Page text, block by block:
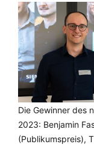
Die Gewinner des
2023: Benjamin
(Publikumspreis),